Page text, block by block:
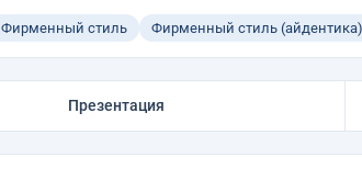
Фирменный стиль Фирменный стиль (айдентика)
Презентация